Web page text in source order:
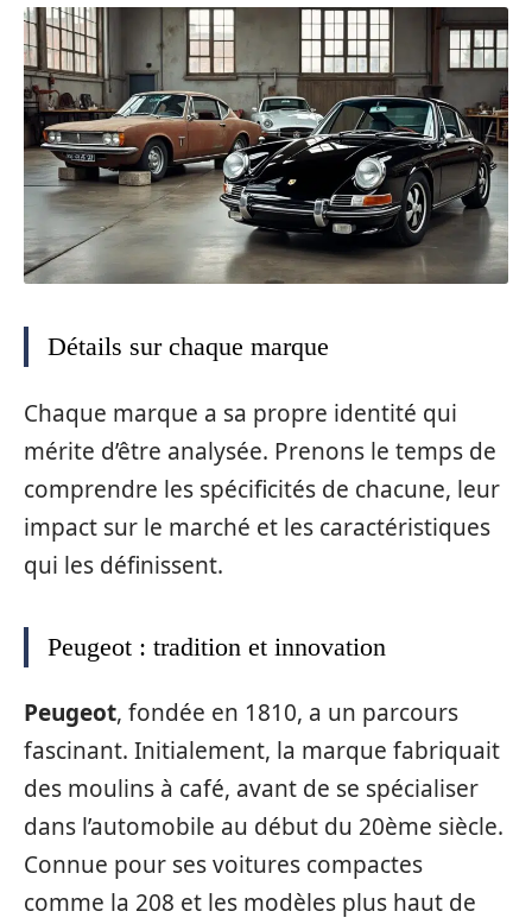
Détails sur chaque marque
Chaque marque a sa propre identité qui
mérite d’être analysée. Prenons le temps de
comprendre les spécificités de chacune, leur
impact sur le marché et les caractéristiques
qui les définissent.
Peugeot : tradition et innovation
Peugeot, fondée en 1810, a un parcours
fascinant. Initialement, la marque fabriquait
des moulins à café, avant de se spécialiser
dans l’automobile au début du 20ème siècle.
Connue pour ses voitures compactes
comme la 208 et les modèles plus haut de